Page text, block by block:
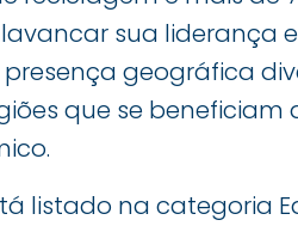
sua liderança
geográfica
que se
listado na categoria